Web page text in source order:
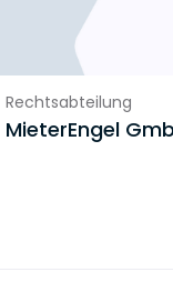
Rechtsabteilung
MieterEngel